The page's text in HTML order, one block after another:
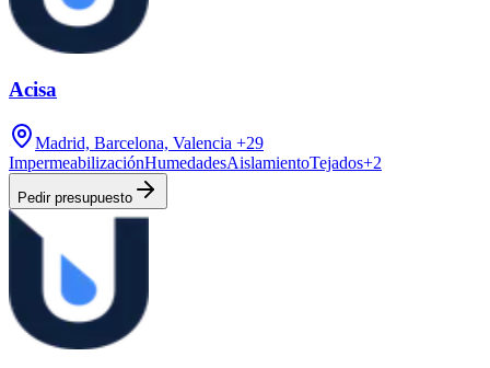
Acisa
Madrid, Barcelona, Valencia +29
ImpermeabilizaciónHumedadesAislamientoTejados+2
Pedir presupuesto